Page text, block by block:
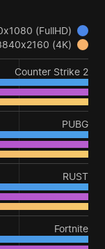
(FullHD)
(4K)
Counter Strike 2
PUBG
RUST
Fortnite